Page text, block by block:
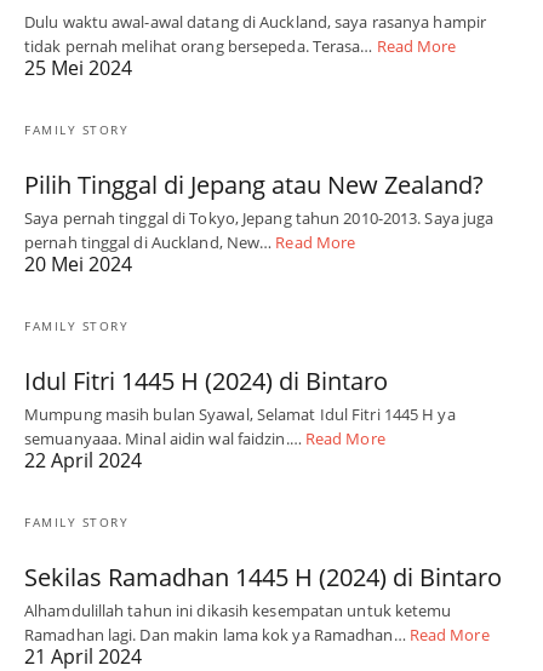
Dulu waktu awal-awal datang di Auckland, saya rasanya hampir
tidak pernah melihat orang bersepeda. Terasa… Read More
25 Mei 2024
FAMILY STORY
Pilih Tinggal di Jepang atau New Zealand?
Saya pernah tinggal di Tokyo, Jepang tahun 2010-2013. Saya juga
pernah tinggal di Auckland, New… Read More
20 Mei 2024
FAMILY STORY
Idul Fitri 1445 H (2024) di Bintaro
Mumpung masih bulan Syawal, Selamat Idul Fitri 1445 H ya
semuanyaaa. Minal aidin wal faidzin.… Read More
22 April 2024
FAMILY STORY
Sekilas Ramadhan 1445 H (2024) di Bintaro
Alhamdulillah tahun ini dikasih kesempatan untuk ketemu
Ramadhan lagi. Dan makin lama kok ya Ramadhan… Read More
21 April 2024